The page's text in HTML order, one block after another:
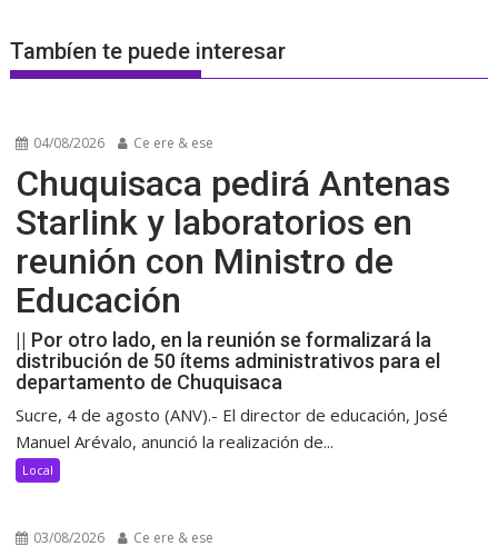
Tambíen te puede interesar
04/08/2026 Ce ere & ese
Chuquisaca pedirá Antenas
Starlink y laboratorios en
reunión con Ministro de
Educación
|| Por otro lado, en la reunión se formalizará la
distribución de 50 ítems administrativos para el
departamento de Chuquisaca
Sucre, 4 de agosto (ANV).- El director de educación, José
Manuel Arévalo, anunció la realización de...
Local
03/08/2026 Ce ere & ese